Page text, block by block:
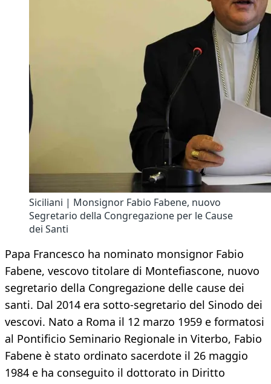
Siciliani | Monsignor Fabio Fabene, nuovo
Segretario della Congregazione per le Cause
dei Santi
Papa Francesco ha nominato monsignor Fabio
Fabene, vescovo titolare di Montefiascone, nuovo
segretario della Congregazione delle cause dei
santi. Dal 2014 era sotto-segretario del Sinodo dei
vescovi. Nato a Roma il 12 marzo 1959 e formatosi
al Pontificio Seminario Regionale in Viterbo, Fabio
Fabene è stato ordinato sacerdote il 26 maggio
1984 e ha conseguito il dottorato in Diritto